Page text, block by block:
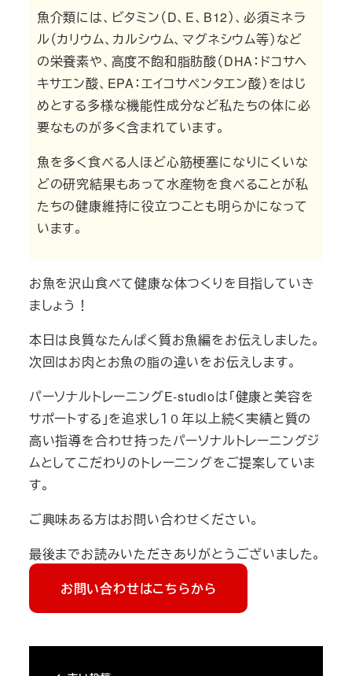
魚介類には、ビタミン（D、E、B12）、必須ミネラ
ル（カリウム、カルシウム、マグネシウム等）など
の栄養素や、高度不飽和脂肪酸（DHA：ドコサヘ
キサエン酸、EPA：エイコサペンタエン酸）をはじ
めとする多様な機能性成分など私たちの体に必
要なものが多く含まれています。
魚を多く食べる人ほど心筋梗塞になりにくいな
どの研究結果もあって水産物を食べることが私
たちの健康維持に役立つことも明らかになって
います。
お魚を沢山食べて健康な体つくりを目指していき
ましょう！
本日は良質なたんぱく質お魚編をお伝えしました。
次回はお肉とお魚の脂の違いをお伝えします。
パーソナルトレーニングE-studioは「健康と美容を
サポートする」を追求し１０年以上続く実績と質の
高い指導を合わせ持ったパーソナルトレーニングジ
ムとしてこだわりのトレーニングをご提案していま
す。
ご興味ある方はお問い合わせください。
最後までお読みいただきありがとうございました。
お問い合わせはこちらから